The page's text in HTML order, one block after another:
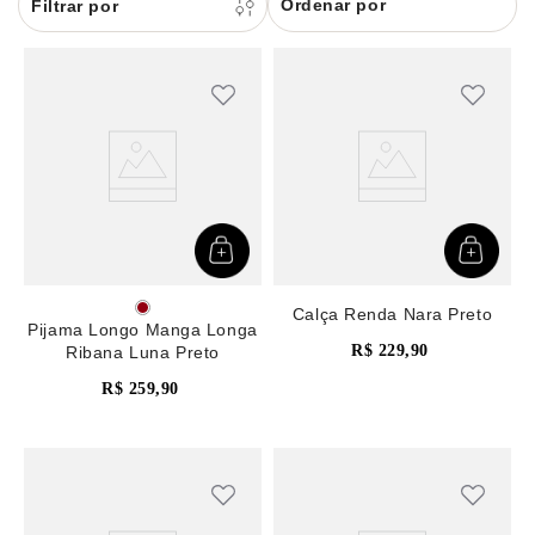
Ordenar por
Pijama Longo Manga Longa
Ribana Luna Preto
R$ 259,90
Calça Renda Nara Preto
R$ 229,90
8